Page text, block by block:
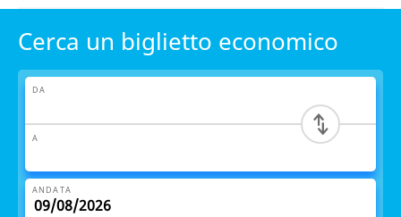
Cerca un biglietto economico
DA
A
ANDATA